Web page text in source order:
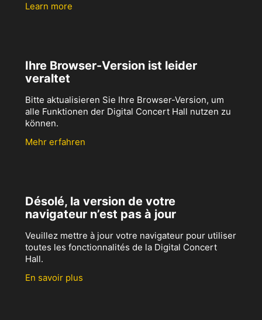
Learn more
Ihre Browser-Version ist leider
veraltet
Bitte aktualisieren Sie Ihre Browser-Version, um
alle Funktionen der Digital Concert Hall nutzen zu
können.
Mehr erfahren
Désolé, la version de votre
navigateur n’est pas à jour
Veuillez mettre à jour votre navigateur pour utiliser
toutes les fonctionnalités de la Digital Concert
Hall.
En savoir plus